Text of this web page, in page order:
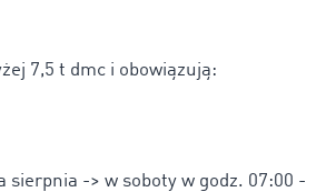
7,5 t dmc i obowiązują:
sierpnia -> w soboty w godz. 07:00 -